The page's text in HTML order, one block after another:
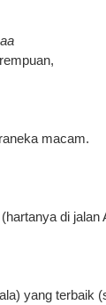
macam.
di jalan
yang terbaik